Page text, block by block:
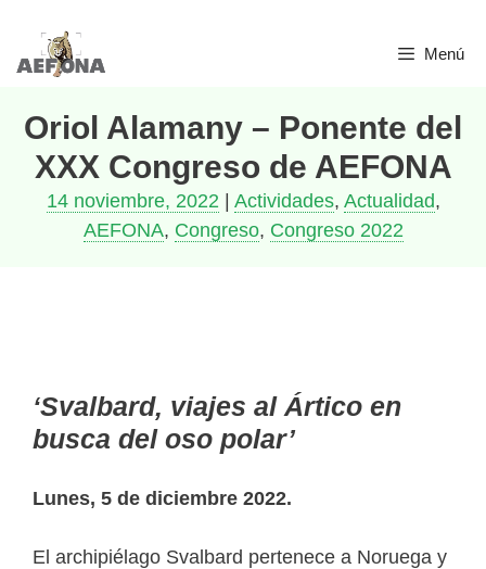
Menú
Oriol Alamany – Ponente del
XXX Congreso de AEFONA
14 noviembre, 2022| Actividades, Actualidad,
AEFONA, Congreso, Congreso 2022
‘Svalbard, viajes al Ártico en
busca del oso polar’
Lunes, 5 de diciembre 2022.
El archipiélago Svalbard pertenece a Noruega y